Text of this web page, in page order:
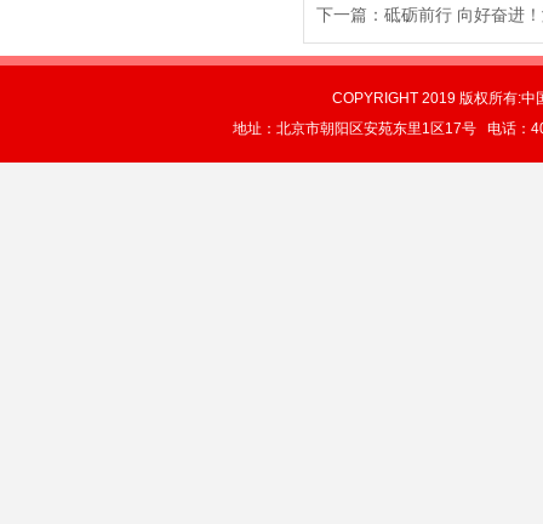
下一篇： 砥砺前行 向好奋进
COPYRIGHT 2019 版权所有:
地址：北京市朝阳区安苑东里1区17号 电话